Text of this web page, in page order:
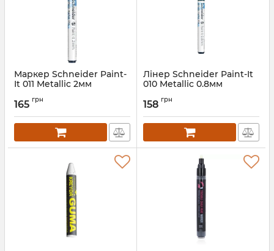
Маркер Schneider Paint-
It 011 Metallic 2мм
165 грн
Лінер Schneider Paint-It
010 Metallic 0.8мм
158 грн